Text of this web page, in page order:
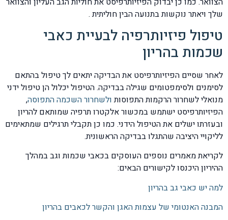
שלך ויאתר נוקשות בתנועה הבין חוליתית .
טיפול פיזיותרפיה לבעיית כאבי
שכמות בהריון
לאחר שסיים הפיזיותרפיסט את הבדיקה יתאים לך טיפול בהתאם
לסימנים ולסימפטומים שגילה בבדיקה. הטיפול יכלול הן טיפול ידני
מנואלי לשחרור הרקמות התפוסותולשחרור השכמה התפוסה,
הפיזיותרפיסט ישתמש במכשור אלקטרו תרפיה שמותאם להריון
ובעזרתו ישלים את הטיפול הידני. כמו כן תקבלי תרגילים שמתאימים
לליקויי היציבה שהתגלו בבדיקה הראשונית.
לקריאת מאמרים נוספים העוסקים בכאבי שכמות וגב במהלך
ההיריון היכנסו לקישורים הבאים:
למה יש כאבי גב בהריון
המבנה האנטומי של עצמות האגן והקשר לכאבים בהריון